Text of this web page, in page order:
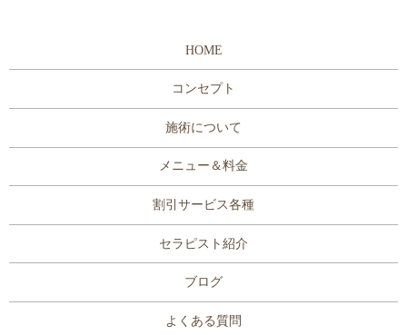
HOME
コンセプト
施術について
メニュー＆料金
割引サービス各種
セラピスト紹介
ブログ
よくある質問